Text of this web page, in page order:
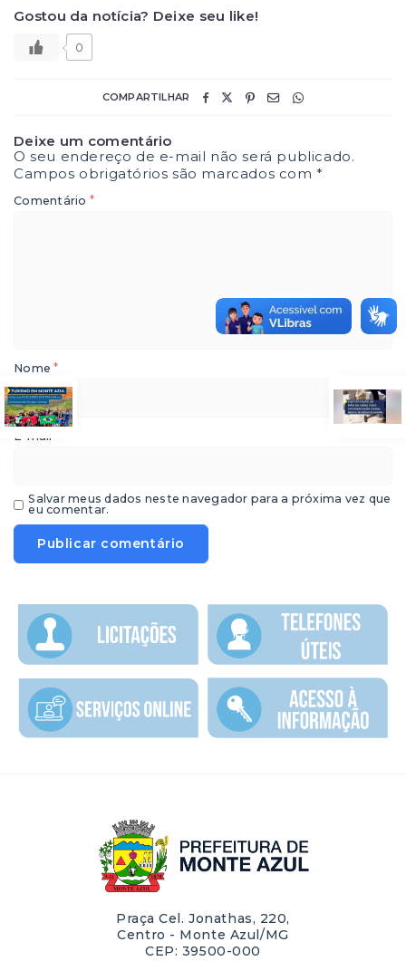
Gostou da notícia? Deixe seu like!
0
COMPARTILHAR
Deixe um comentário
O seu endereço de e-mail não será publicado.
Campos obrigatórios são marcados com*
Comentário *
Nome*
E-mail
Salvar meus dados neste navegador para a próxima vez que
eu comentar.
Praça Cel. Jonathas, 220,
Centro - Monte Azul/MG
CEP: 39500-000